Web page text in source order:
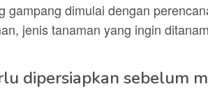
gampang dimulai dengan
jenis tanaman yang ingin
dipersiapkan sebelum